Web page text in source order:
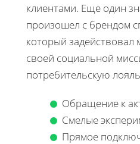
клиентами. Еще один
произошел с брендом
который
своей социальной
потребительскую
Обращение к
Смелые
Прямое